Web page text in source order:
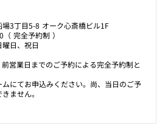
3丁目5-8 オーク心斎橋ビル1F
完全予約制 ）
日、祝日
営業日までのご予約による完全予約制と
にてお申込みください。尚、当日のご予
ません。